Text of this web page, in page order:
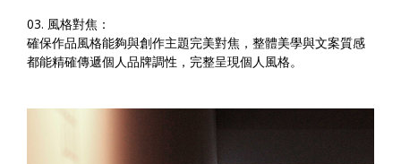
03. 風格對焦：
確保作品風格能夠與創作主題完美對焦，整體美學與文案質感
都能精確傳遞個人品牌調性，完整呈現個人風格。